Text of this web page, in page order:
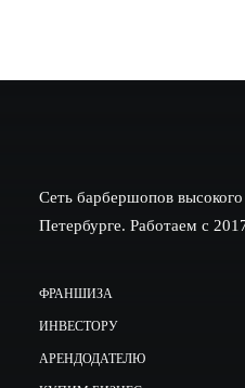
Сеть барбершопов
Петербурге. Работаем с
ФРАНШИЗА
ИНВЕСТОРУ
АРЕНДОДАТЕЛЮ